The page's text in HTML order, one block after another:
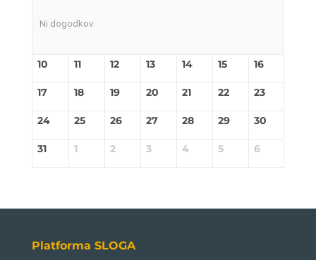
Ni dogodkov
10 11 12 13 14 15 16
17 18 19 20 21 22 23
24 25 26 27 28 29 30
31 1 2 3 4 5 6
Platforma SLOGA